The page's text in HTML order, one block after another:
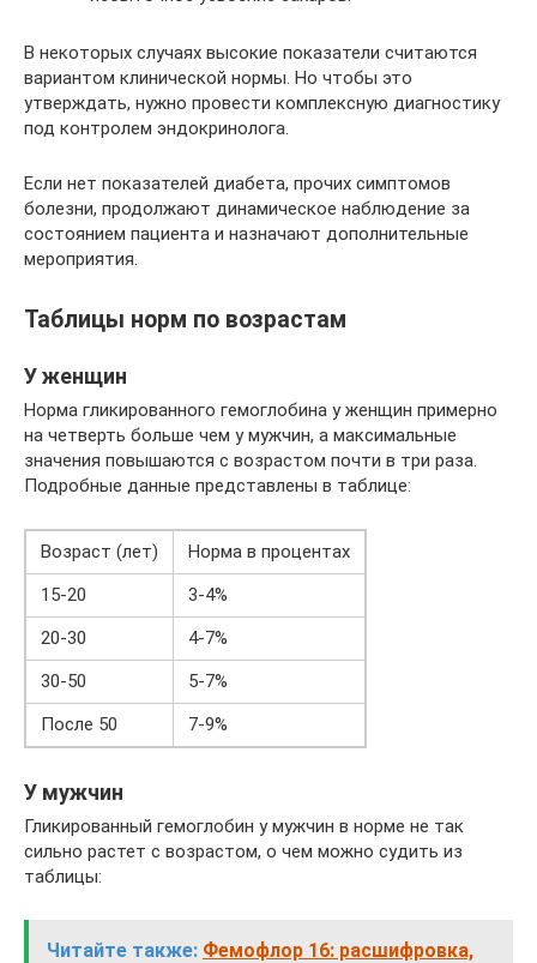
В некоторых случаях высокие показатели считаются
вариантом клинической нормы. Но чтобы это
утверждать, нужно провести комплексную диагностику
под контролем эндокринолога.
Если нет показателей диабета, прочих симптомов
болезни, продолжают динамическое наблюдение за
состоянием пациента и назначают дополнительные
мероприятия.
Таблицы норм по возрастам
У женщин
Норма гликированного гемоглобина у женщин примерно
на четверть больше чем у мужчин, а максимальные
значения повышаются с возрастом почти в три раза.
Подробные данные представлены в таблице:
Возраст (лет)
Норма в процентах
15-20
3-4%
20-30
4-7%
30-50
5-7%
После 50
7-9%
У мужчин
Гликированный гемоглобин у мужчин в норме не так
сильно растет с возрастом, о чем можно судить из
таблицы:
Читайте также: Фемофлор 16: расшифровка,